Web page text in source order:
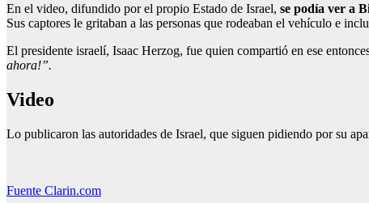
En el video, difundido por el propio Estado de Israel, se podía ver a
Sus captores le gritaban a las personas que rodeaban el vehículo e
El presidente israelí, Isaac Herzog, fue quien compartió en ese
ahora!”.
Video
Lo publicaron las autoridades de Israel, que siguen pidiendo por su
Fuente Clarin.com